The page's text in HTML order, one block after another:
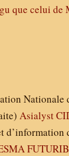
que celui de
Nationale
Asialyst
d’information